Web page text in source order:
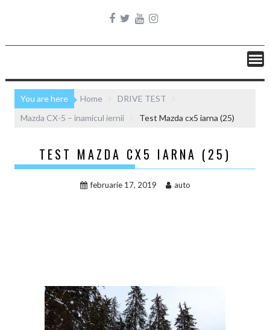
You are here Home
DRIVE TEST
Mazda CX-5 – inamicul iernii
Test Mazda cx5 iarna (25)
TEST MAZDA CX5 IARNA (25)
februarie 17, 2019 auto